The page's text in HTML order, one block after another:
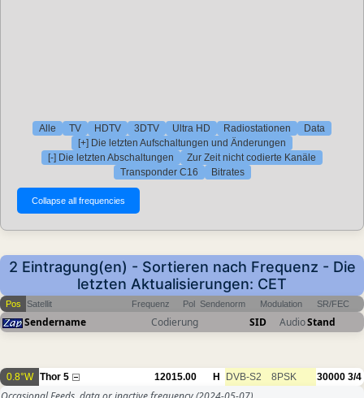
Alle TV HDTV 3DTV Ultra HD Radiostationen
Data
[+] Die letzten Aufschaltungen und Änderungen
[-] Die letzten Abschaltungen
Zur Zeit nicht codierte Kanäle
Transponder C16
Bitrates
2 Eintragung(en) - Sortieren nach Frequenz - Die
letzten Aktualisierungen: CET
Pos Satellit Frequenz Pol Sendenorm Modulation SR/FEC
Sendername Codierung SID AudioStand
0.8°W Thor 5 12015.00 H DVB-S2 8PSK 30000 3/4